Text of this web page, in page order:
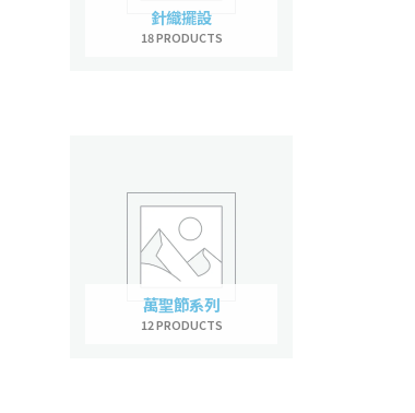
針織擺設
18 PRODUCTS
萬聖節系列
12 PRODUCTS